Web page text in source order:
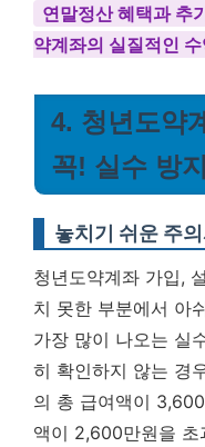
연말정산 혜택과 추
약계좌의 실질적인
4. 청년도약
꼭! 실수 방
놓치기 쉬운 주
청년도약계좌 가입,
치 못한 부분에서 아
가장 많이 나오는 실
히 확인하지 않는 경
의 총 급여액이
액이 2,600만원을 초